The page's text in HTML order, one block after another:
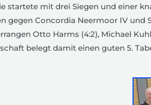
startete mit drei Siegen und einer
gegen Concordia Neermoor IV und
Otto Harms (4:2), Michael
belegt damit einen guten 5.